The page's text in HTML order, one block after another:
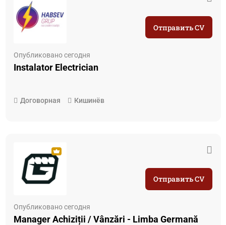
Опубликовано сегодня
Instalator Electrician
Договорная Кишинёв
Отправить CV
Опубликовано сегодня
Manager Achiziții / Vânzări - Limba Germană
Отправить CV